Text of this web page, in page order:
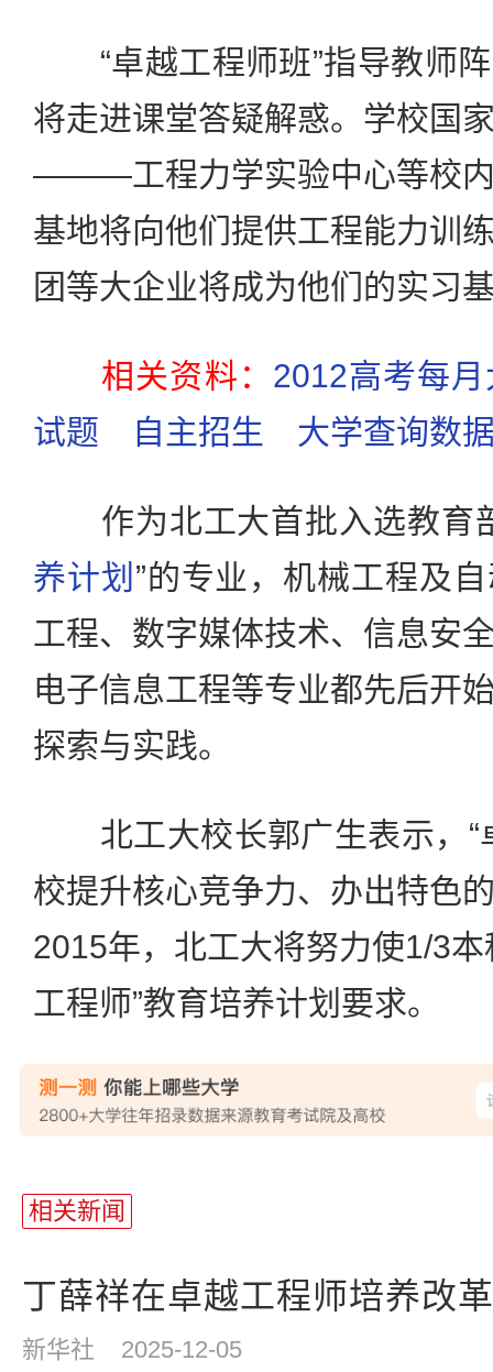
“卓越工程师班”指导教师阵
将走进课堂答疑解惑。学校国
———工程力学实验中心等校内
基地将向他们提供工程能力训
团等大企业将成为他们的实习
相关资料： 2012高考每
试题
自主招生 大学查询数
作为北工大首批入选教育
养计划 ”的专业，机械工程及
工程、数字媒体技术、信息安
电子信息工程等专业都先后开
探索与实践。
北工大校长郭广生表示，“
校提升核心竞争力、办出特色
2015年，北工大将努力使1/3
工程师”教育培养计划要求。
相关新闻
丁薛祥在卓越工程师培养改
新华社 2025-12-05